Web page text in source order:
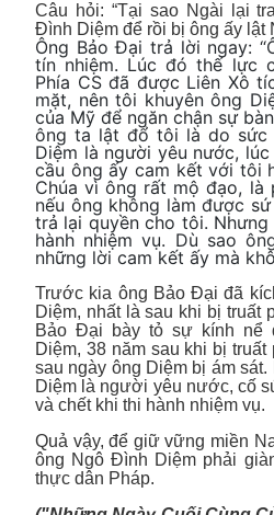
Câu hỏi: “Tại sao Ngài lại
Đình Diệm để rồi bị ông ấy lật
Ông Bảo Đại trả lời ngay:
tín nhiệm. Lúc đó thế lực
Phía CS đã được Liên Xô
mặt, nên tôi khuyên ông
của Mỹ để ngăn chận sự
ông ta lật đổ tôi là do sức
Diệm là người yêu nước,
cầu ông ấy cam kết với tôi
Chúa vì ông rất mộ đạo, là
nếu ông không làm được
trả lại quyền cho tôi.
hành nhiệm vụ. Dù sao
những lời cam kết ấy mà
Trước kia ông Bảo Đại đã
Diệm, nhất là sau khi bị truất
Bảo Đại bày tỏ sự kính nể
Diệm, 38 năm sau khi bị
sau ngày ông Diệm bị ám
Diệm là người yêu nước, cố
và chết khi thi hành nhiệm vụ.
Quả vậy, để giữ vững miền
ông Ngô Đình Diệm phải
thực dân Pháp.